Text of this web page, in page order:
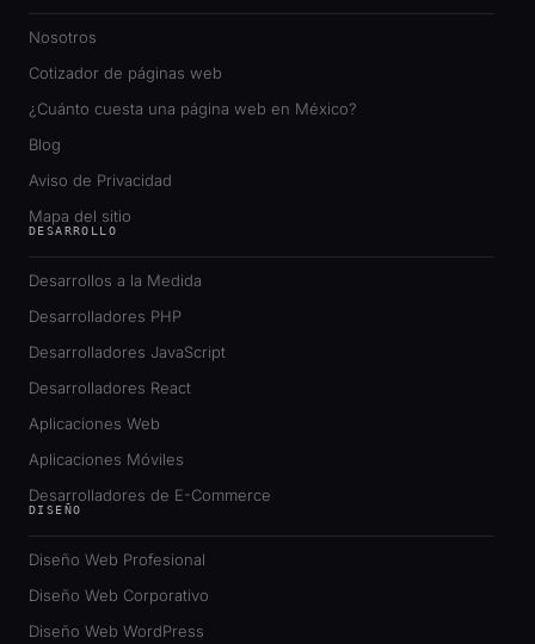
Nosotros
Cotizador de páginas web
¿Cuánto cuesta una página web en México?
Blog
Aviso de Privacidad
Mapa del sitio
DESARROLLO
Desarrollos a la Medida
Desarrolladores PHP
Desarrolladores JavaScript
Desarrolladores React
Aplicaciones Web
Aplicaciones Móviles
Desarrolladores de E-Commerce
DISEÑO
Diseño Web Profesional
Diseño Web Corporativo
Diseño Web WordPress